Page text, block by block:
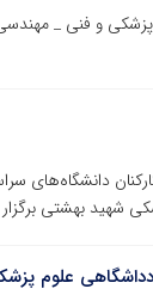
پزشکی و فنی _
دانشگاه‌های
شهید بهشتی
علوم